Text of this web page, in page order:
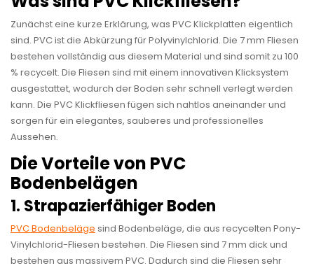
Zunächst eine kurze Erklärung, was PVC Klickplatten eigentlich
sind. PVC ist die Abkürzung für Polyvinylchlorid. Die 7 mm Fliesen
bestehen vollständig aus diesem Material und sind somit zu 100
% recycelt. Die Fliesen sind mit einem innovativen Klicksystem
ausgestattet, wodurch der Boden sehr schnell verlegt werden
kann. Die PVC Klickfliesen fügen sich nahtlos aneinander und
sorgen für ein elegantes, sauberes und professionelles
Aussehen.
Die Vorteile von PVC
Bodenbelägen
1. Strapazierfähiger Boden
PVC Bodenbeläge sind Bodenbeläge, die aus recycelten Pony-
Vinylchlorid-Fliesen bestehen. Die Fliesen sind 7 mm dick und
bestehen aus massivem PVC. Dadurch sind die Fliesen sehr